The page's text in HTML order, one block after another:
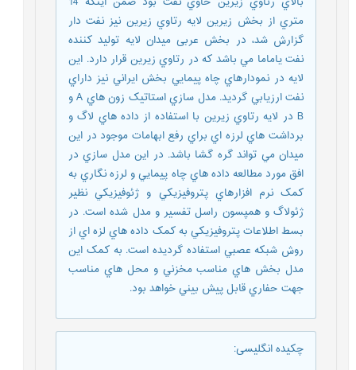
متري از بخش زيرين لايه رتاوي زيرين نيز نفت دار
گزارش شد، در بخش عربی ميدان لايه توليد کننده
نفت ياماما مي باشد که در رتاوي زيرين قرار دارد. اين
لايه در نمودارهاي چاه پيمايي بخش ايراني نيز داراي
نفت ارزيابي گرديد. مدل سازي استاتيک زون هاي A و
B در لايه رتاوي زيرين با استفاده از داده هاي لاگ و
برداشت هاي لرزه اي براي رفع ابهامات موجود در اين
ميدان مي تواند گره گشا باشد. در اين مدل سازي در
افق مورد مطالعه داده هاي چاه پيمايي و لرزه نگاري به
کمک نرم افزارهاي پتروفيزيکي و ژئوفيزيکي نظير
ژئولاگ و همپسون راسل تفسير و مدل شده است. در
بسط اطلاعات پتروفيزيکي به کمک داده هاي لزه اي از
روش شبکه عصبي استفاده گرديده است. به کمک اين
مدل بخش هاي مناسب مخزني و محل هاي مناسب
جهت حفاري قابل پيش بيني خواهد بود.
چکیده انگلیسی: